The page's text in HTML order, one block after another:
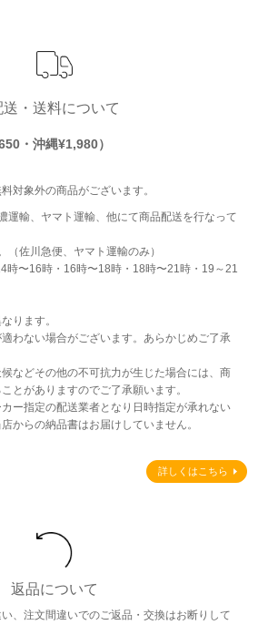
送・送料について
・沖縄¥1,980）
対象外の商品がございます。
運輸、ヤマト運輸、他にて商品配送を行なって
（佐川急便、ヤマト運輸のみ）
時〜16時・16時〜18時・18時〜21時・19～21
ります。
わない場合がございます。あらかじめご了承
などその他の不可抗力が生じた場合には、商
とがありますのでご了承願います。
ー指定の配送業者となり日時指定が承れない
からの納品書はお届けしていません。
詳しくはこちら
返品について
、注文間違いでのご返品・交換はお断りして